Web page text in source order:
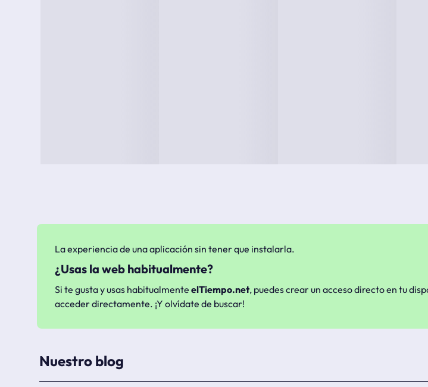
La experiencia de una aplicación sin tener que instalarla.
¿Usas la web habitualmente?
Si te gusta y usas habitualmente elTiempo.net, puedes crear un acceso directo en tu
acceder directamente. ¡Y olvídate de buscar!
Nuestro blog